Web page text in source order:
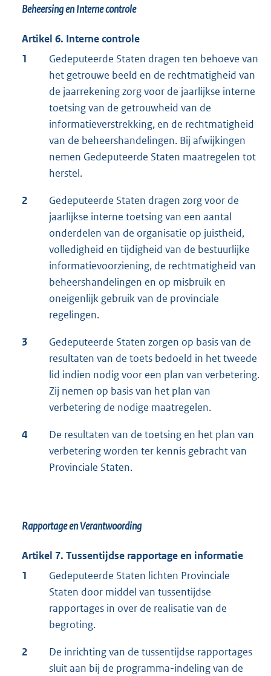
Beheersing en Interne controle
Artikel 6. Interne controle
1
Gedeputeerde Staten dragen ten behoeve van
het getrouwe beeld en de rechtmatigheid van
de jaarrekening zorg voor de jaarlijkse interne
toetsing van de getrouwheid van de
informatieverstrekking, en de rechtmatigheid
van de beheershandelingen. Bij afwijkingen
nemen Gedeputeerde Staten maatregelen tot
herstel.
2
Gedeputeerde Staten dragen zorg voor de
jaarlijkse interne toetsing van een aantal
onderdelen van de organisatie op juistheid,
volledigheid en tijdigheid van de bestuurlijke
informatievoorziening, de rechtmatigheid van
beheershandelingen en op misbruik en
oneigenlijk gebruik van de provinciale
regelingen.
3
Gedeputeerde Staten zorgen op basis van de
resultaten van de toets bedoeld in het tweede
lid indien nodig voor een plan van verbetering.
Zij nemen op basis van het plan van
verbetering de nodige maatregelen.
4
De resultaten van de toetsing en het plan van
verbetering worden ter kennis gebracht van
Provinciale Staten.
Rapportage en Verantwoording
Artikel 7. Tussentijdse rapportage en informatie
1
Gedeputeerde Staten lichten Provinciale
Staten door middel van tussentijdse
rapportages in over de realisatie van de
begroting.
2
De inrichting van de tussentijdse rapportages
sluit aan bij de programma-indeling van de